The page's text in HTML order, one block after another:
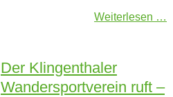
Weiterlesen …
Der Klingenthaler
Wandersportverein ruft –